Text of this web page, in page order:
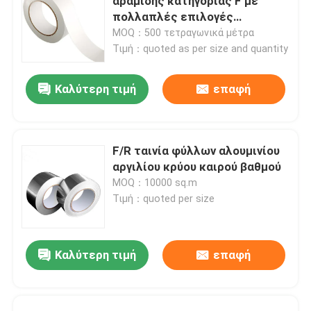
πολλαπλές επιλογές
μοντέλων
MOQ：500 τετραγωνικά μέτρα
Τιμή：quoted as per size and quantity
Καλύτερη τιμή επαφή
F/R ταινία φύλλων αλουμινίου
αργιλίου κρύου καιρού βαθμού
MOQ：10000 sq.m
Τιμή：quoted per size
Καλύτερη τιμή επαφή